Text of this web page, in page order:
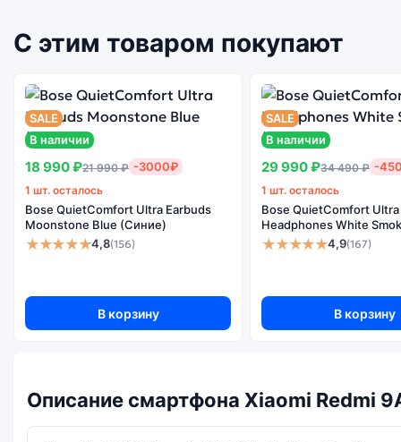
С этим товаром покупают
SALE
В наличии
18 990 ₽21 990 ₽ -3000₽
1 шт. осталось
Bose QuietComfort Ultra Earbuds
Moonstone Blue (Синие)
★★★★★4,8(156)
В корзину
SALE
В наличии
29 990 ₽34 490 ₽ -
1 шт. осталось
Bose QuietComfort Ultra
Headphones White
★★★★★4,9(167)
В корзину
Описание смартфона Xiaomi Redmi